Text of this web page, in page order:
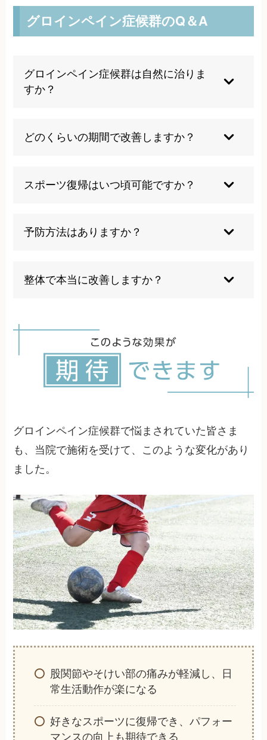
グロインペイン症候群のQ＆A
グロインペイン症候群は自然に治りま
すか？
もありますが、多くの場合は専門的な治療が必要
です。特に慢性化したものは自然治癒は困難で、
ます。早期の専門的な対処が重要です。
どのくらいの期間で改善しますか？
ります。急性期であれば数週間で改善することも
ありますが、慢性化している場合は数ヶ月を要す
は検査後にご説明いたします。
スポーツ復帰はいつ頃可能ですか？
的な復帰が原則です。痛みが残ったまま復帰する
と再発のリスクが高くなります。復帰時期は症状
たします。
予防方法はありますか？
善、適切なウォーミングアップとクールダウンが
効果的です。また、オーバートレーニングを避
整体で本当に改善しますか？
ン症候群の改善を実感されています。特に機能的
な問題が原因となっている場合は、整体による全
身調整で根本的な改善が期待できます。ただし、
重篤な器質的疾患がある場合は医師との連携も重
要です。
グロインペイン症候群で悩まされていた皆さま
も、当院で施術を受けて、このような変化があり
ました。
股関節やそけい部の痛みが軽減し、日
常生活動作が楽になる
好きなスポーツに復帰でき、パフォー
マンスの向上も期待できる